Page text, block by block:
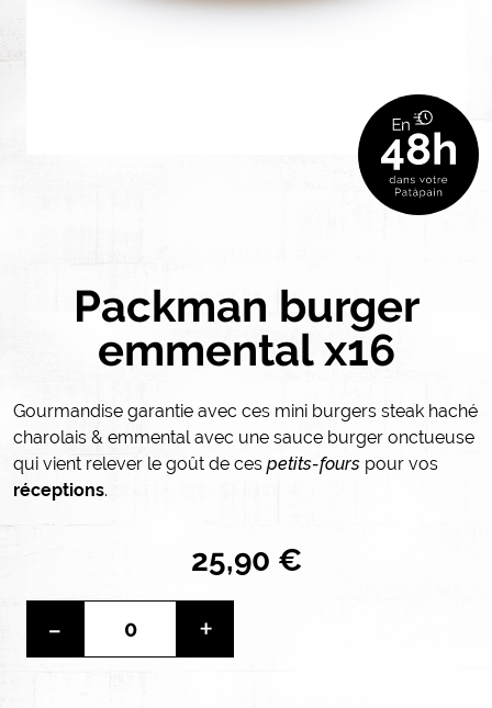
Packman burger
emmental x16
Gourmandise garantie avec ces mini burgers steak haché
charolais & emmental avec une sauce burger onctueuse
qui vient relever le goût de ces petits-fours pour vos
réceptions.
25,90 €
- +